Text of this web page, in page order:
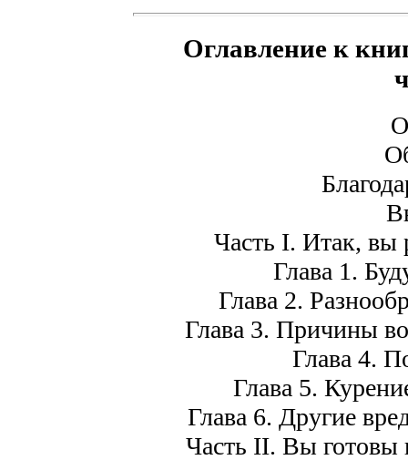
Оглавление к
Часть I. Итак, вы
Глава 1.
Глава 2.
Глава 3. Причины
Глава 4.
Глава 5.
Глава 6. Другие
Часть II. Вы готовы